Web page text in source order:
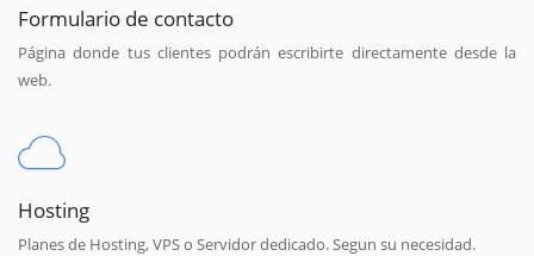
Formulario de contacto
Página donde tus clientes podrán escribirte directamente desde la
web.
Hosting
Planes de Hosting, VPS o Servidor dedicado. Segun su necesidad.